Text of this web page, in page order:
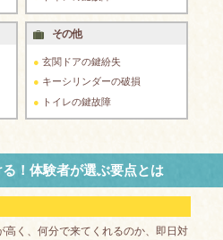
その他
玄関ドアの鍵紛失
キーシリンダーの破損
トイレの鍵故障
！体験者が選ぶ要点とは
く、何分で来てくれるのか、即日対